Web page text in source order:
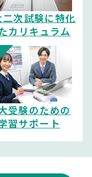
二次試験に特化
カリキュラム
受験のための
習サポート